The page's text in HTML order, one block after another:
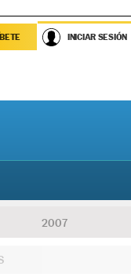
INICIAR SESIÓN
2007